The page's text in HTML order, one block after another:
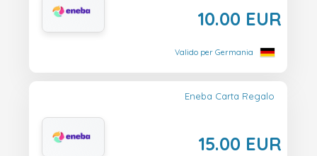
10.00 EUR
Valido per Germania
Eneba Carta Regalo
15.00 EUR